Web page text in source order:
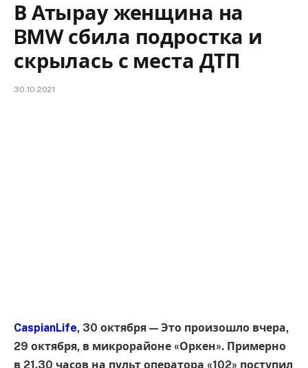
В Атырау женщина на
BMW сбила подростка и
скрылась с места ДТП
30.10.2021
CaspianLife, 30 октября — Это произошло вчера,
29 октября, в микрорайоне «Оркен». Примерно
в 21.30 часов на пульт оператора «102» поступил